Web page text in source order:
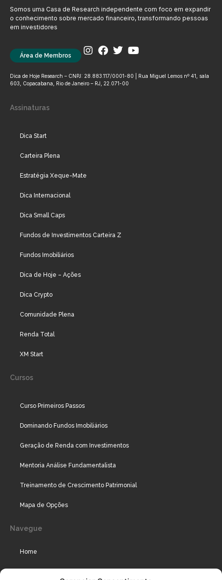
Somos uma Casa de Research independente com foco em expandir
o conhecimento sobre mercado financeiro, transformando pessoas
em investidores
Área de Membros
Dica de Hoje Research – CNPJ: 28.883.117/0001-80 | Rua Miguel Lemos nº 41, sala
603, Copacabana, Rio de Janeiro – RJ, 22.071-00
Assinaturas
Dica Start
Carteira Plena
Estratégia Xeque-Mate
Dica Internacional
Dica Small Caps
Fundos de Investimentos Carteira Z
Fundos Imobiliários
Dica de Hoje – Ações
Dica Crypto
Comunidade Plena
Renda Total
XM Start
Cursos
Curso Primeiros Passos
Dominando Fundos Imobiliários
Geração de Renda com Investimentos
Mentoria Análise Fundamentalista
Treinamento de Crescimento Patrimonial
Mapa de Opções
Navegue
Home